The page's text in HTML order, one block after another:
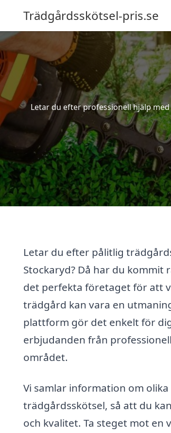
Trädgårdsskötsel-pris.se
Letar du efter professionell hjälp
Letar du efter pålitlig
Stockaryd? Då har du kommit
det perfekta företaget för att
trädgård kan vara en
plattform gör det enkelt för
erbjudanden från
området.
Vi samlar information om
trädgårdsskötsel, så att du
och kvalitet. Ta steget mot en